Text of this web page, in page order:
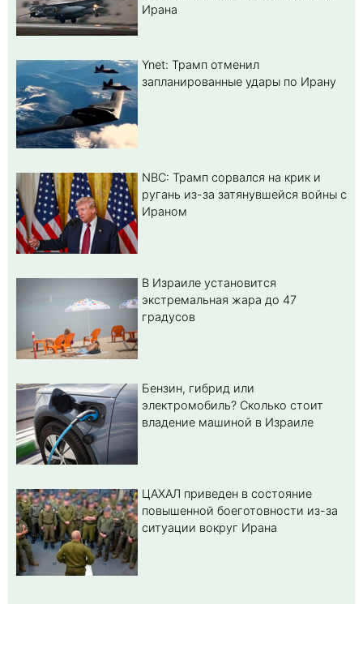
Ирана
Ynet: Трамп отменил
запланированные удары по Ирану
NBC: Трамп сорвался на крик и
ругань из-за затянувшейся войны с
Ираном
В Израиле установится
экстремальная жара до 47
градусов
Бензин, гибрид или
электромобиль? Cколько стоит
владение машиной в Израиле
ЦАХАЛ приведен в состояние
повышенной боеготовности из-за
ситуации вокруг Ирана